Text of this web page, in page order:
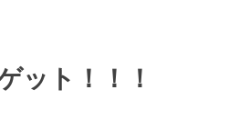
ット！！！